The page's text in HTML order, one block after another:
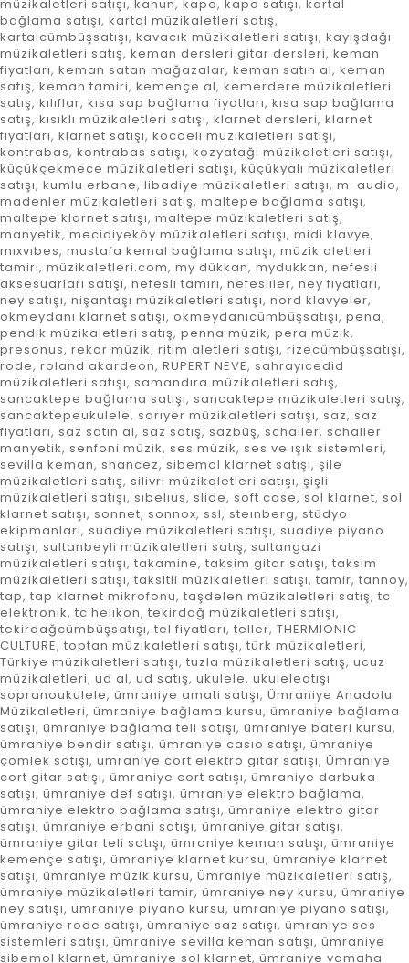
müzikaletleri satışı, kanun, kapo, kapo satışı, kartal
bağlama satışı, kartal müzikaletleri satış,
kartalcümbüşsatışı, kavacık müzikaletleri satışı, kayışdağı
müzikaletleri satış, keman dersleri gitar dersleri, keman
fiyatları, keman satan mağazalar, keman satın al, keman
satış, keman tamiri, kemençe al, kemerdere müzikaletleri
satış, kılıflar, kısa sap bağlama fiyatları, kısa sap bağlama
satış, kısıklı müzikaletleri satışı, klarnet dersleri, klarnet
fiyatları, klarnet satışı, kocaeli müzikaletleri satışı,
kontrabas, kontrabas satışı, kozyatağı müzikaletleri satışı,
küçükçekmece müzikaletleri satışı, küçükyalı müzikaletleri
satışı, kumlu erbane, libadiye müzikaletleri satışı, m-audio,
madenler müzikaletleri satış, maltepe bağlama satışı,
maltepe klarnet satışı, maltepe müzikaletleri satış,
manyetik, mecidiyeköy müzikaletleri satışı, midi klavye,
mıxvıbes, mustafa kemal bağlama satışı, müzik aletleri
tamiri, müzikaletleri.com, my dükkan, mydukkan, nefesli
aksesuarları satışı, nefesli tamiri, nefesliler, ney fiyatları,
ney satışı, nişantaşı müzikaletleri satışı, nord klavyeler,
okmeydanı klarnet satışı, okmeydanıcümbüşsatışı, pena,
pendik müzikaletleri satış, penna müzik, pera müzik,
presonus, rekor müzik, ritim aletleri satışı, rizecümbüşsatışı,
rode, roland akardeon, RUPERT NEVE, sahrayıcedid
müzikaletleri satışı, samandıra müzikaletleri satış,
sancaktepe bağlama satışı, sancaktepe müzikaletleri satış,
sancaktepeukulele, sarıyer müzikaletleri satışı, saz, saz
fiyatları, saz satın al, saz satış, sazbüş, schaller, schaller
manyetik, senfoni müzik, ses müzik, ses ve ışık sistemleri,
sevilla keman, shancez, sibemol klarnet satışı, şile
müzikaletleri satış, silivri müzikaletleri satışı, şişli
müzikaletleri satışı, sıbelıus, slide, soft case, sol klarnet, sol
klarnet satışı, sonnet, sonnox, ssl, steınberg, stüdyo
ekipmanları, suadiye müzikaletleri satışı, suadiye piyano
satışı, sultanbeyli müzikaletleri satış, sultangazi
müzikaletleri satışı, takamine, taksim gitar satışı, taksim
müzikaletleri satışı, taksitli müzikaletleri satışı, tamir, tannoy,
tap, tap klarnet mikrofonu, taşdelen müzikaletleri satış, tc
elektronik, tc helıkon, tekirdağ müzikaletleri satışı,
tekirdağcümbüşsatışı, tel fiyatları, teller, THERMIONIC
CULTURE, toptan müzikaletleri satışı, türk müzikaletleri,
Türkiye müzikaletleri satışı, tuzla müzikaletleri satış, ucuz
müzikaletleri, ud al, ud satış, ukulele, ukuleleatışı
sopranoukulele, ümraniye amati satışı, Ümraniye Anadolu
Müzikaletleri, ümraniye bağlama kursu, ümraniye bağlama
satışı, ümraniye bağlama teli satışı, ümraniye bateri kursu,
ümraniye bendir satışı, ümraniye casıo satışı, ümraniye
çömlek satışı, ümraniye cort elektro gitar satışı, Ümraniye
cort gitar satışı, ümraniye cort satışı, ümraniye darbuka
satışı, ümraniye def satışı, ümraniye elektro bağlama,
ümraniye elektro bağlama satışı, ümraniye elektro gitar
satışı, ümraniye erbani satışı, ümraniye gitar satışı,
ümraniye gitar teli satışı, ümraniye keman satışı, ümraniye
kemençe satışı, ümraniye klarnet kursu, ümraniye klarnet
satışı, ümraniye müzik kursu, Ümraniye müzikaletleri satış,
ümraniye müzikaletleri tamir, ümraniye ney kursu, ümraniye
ney satışı, ümraniye piyano kursu, ümraniye piyano satışı,
ümraniye rode satışı, ümraniye saz satışı, ümraniye ses
sistemleri satışı, ümraniye sevilla keman satışı, ümraniye
sibemol klarnet, ümraniye sol klarnet, ümraniye yamaha